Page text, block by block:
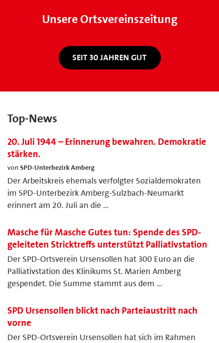
Unsere Ortsvereinszeitung
SEIT 30 JAHREN GUT
Top-News
20. Juli 1944 – Erinnerung bewahren. Demokratie
stärken.
von SPD-Unterbezirk Amberg
Der Arbeitskreis ehemals verfolgter Sozialdemokraten
im SPD-Unterbezirk Amberg-Sulzbach-Neumarkt
erinnert am 20. Juli an die …
Masche für Masche Gutes tun: Spende des SPD-
geleiteten Stricktreffs unterstützt Palliativstation
Der SPD-Ortsverein Ursensollen hat 300 Euro an die
Palliativstation des Klinikums St. Marien Amberg
gespendet. Die Summe stammt aus dem …
SPD Ursensollen blickt nach Parteiaustritt nach
vorne
Der SPD-Ortsverein Ursensollen hat sich im Rahmen